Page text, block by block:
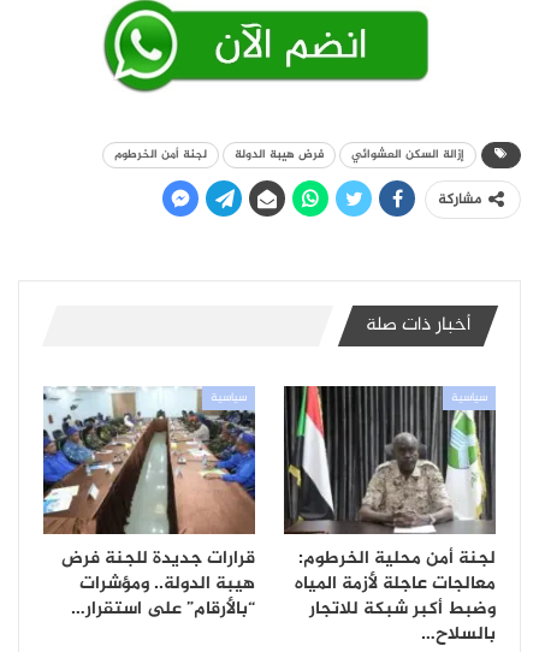
إزالة السكن العشوائي فرض هيبة الدولة لجنة أمن الخرطوم
مشاركة
أخبار ذات صلة
سياسية
لجنة أمن محلية الخرطوم:
معالجات عاجلة لأزمة المياه
وضبط أكبر شبكة للاتجار
بالسلاح…
سياسية
قرارات جديدة للجنة فرض
هيبة الدولة.. ومؤشرات
“بالأرقام” على استقرار…